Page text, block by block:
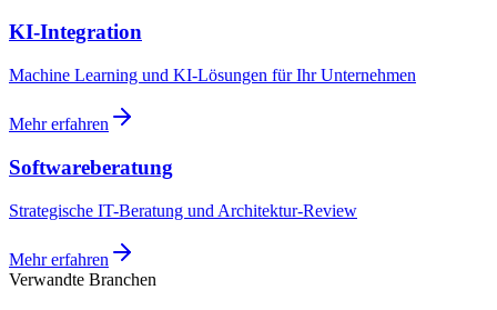
KI-Integration
Machine Learning und KI-Lösungen für Ihr Unternehmen
Mehr erfahren
Softwareberatung
Strategische IT-Beratung und Architektur-Review
Mehr erfahren
Verwandte Branchen